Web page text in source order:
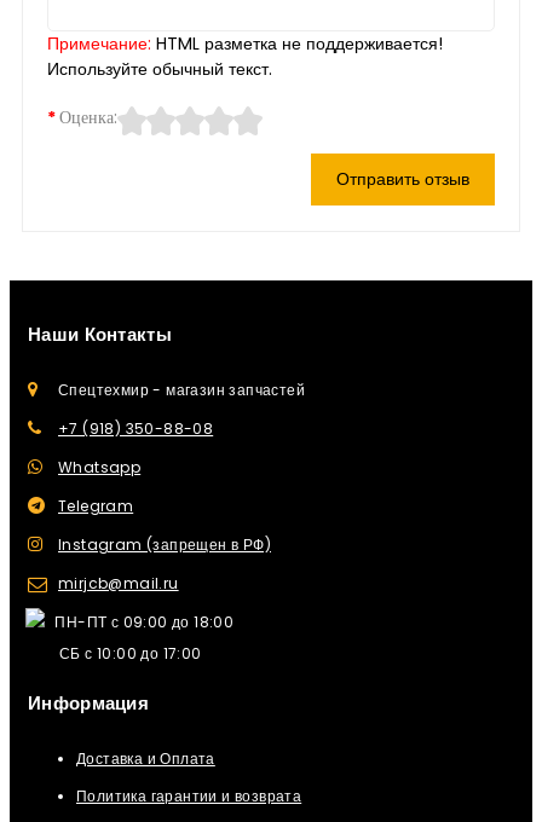
Примечание: HTML разметка не поддерживается!
Используйте обычный текст.
Оценка:
Отправить отзыв
Наши Контакты
Спецтехмир - магазин запчастей
+7 (918) 350-88-08
Whatsapp
Telegram
Instagram (запрещен в РФ)
mirjcb@mail.ru
ПН-ПТ с 09:00 до 18:00
СБ с 10:00 до 17:00
Информация
Доставка и Оплата
Политика гарантии и возврата